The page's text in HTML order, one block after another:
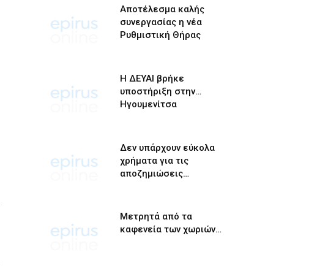
Αποτέλεσμα καλής
συνεργασίας η νέα
Ρυθμιστική Θήρας
Η ΔΕΥΑΙ βρήκε
υποστήριξη στην…
Ηγουμενίτσα
Δεν υπάρχουν εύκολα
χρήματα για τις
αποζημιώσεις…
Μετρητά από τα
καφενεία των χωριών…